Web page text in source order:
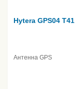
Hytera GPS04 T41
Антенна GPS